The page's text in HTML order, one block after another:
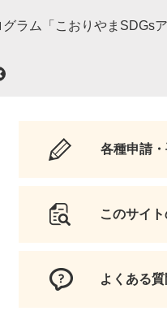
ラム「こおりやまSDGs
各種申請
このサイ
よくある